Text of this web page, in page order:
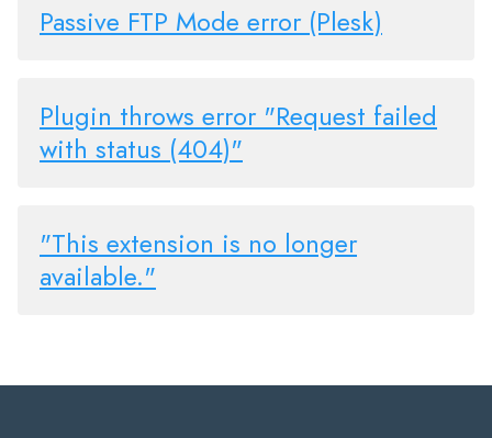
Passive FTP Mode error (Plesk)
Plugin throws error "Request failed
with status (404)"
"This extension is no longer
available."